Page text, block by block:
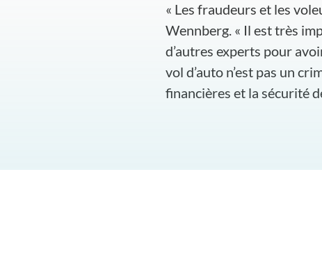
« Les fraudeurs et les
Wennberg. « Il est très
d’autres experts pour
vol d’auto n’est pas un
financières et la sécurité